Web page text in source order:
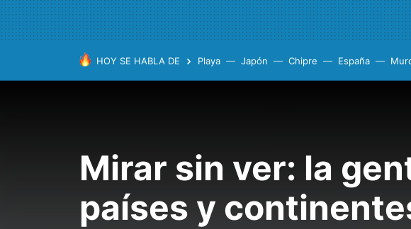
HOY SE HABLA DE Playa Japón Chipre España
Mirar sin ver: la
países y